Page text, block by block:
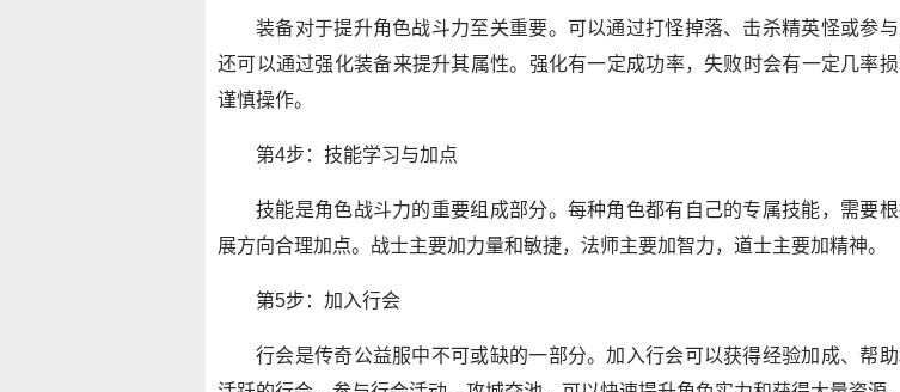
装备对于提升角色战斗力至关重要。可以通过打怪掉落、击杀精英怪或参与
还可以通过强化装备来提升其属性。强化有一定成功率，失败时会有一定几率
谨慎操作。
第4步：技能学习与加点
技能是角色战斗力的重要组成部分。每种角色都有自己的专属技能，需要
展方向合理加点。战士主要加力量和敏捷，法师主要加智力，道士主要加精神。
第5步：加入行会
行会是传奇公益服中不可或缺的一部分。加入行会可以获得经验加成、帮